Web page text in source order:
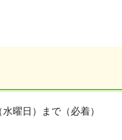
曜日）まで（必着）